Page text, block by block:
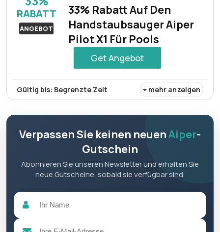
RABATT
ANGEBOT
33% Rabatt Auf Den
Handstaubsauger Aiper
Pilot X1 Für Pools
Get Angebot
Gültig bis: Begrenzte Zeit mehr anzeigen
Handstaubsauger Aiper Pilot X1 für Pools. Er bietet für
begrenzte Zeit leistungsstarke Reinigungsleistung und
Komfort zu einem deutlich reduzierten Preis.
Verpassen Sie keinen neuenAiper-
Gutschein
Abonnieren Sie unseren Newsletter und erhalten Sie
neue Gutscheine, sobald sie verfügbar sind.